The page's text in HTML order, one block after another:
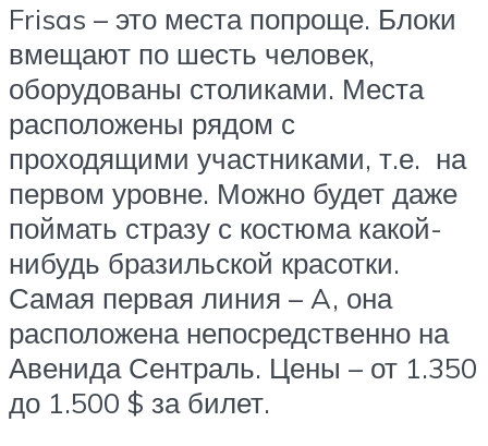
Frisas – это места попроще. Блоки
вмещают по шесть человек,
оборудованы столиками. Места
расположены рядом с
проходящими участниками, т.е. на
первом уровне. Можно будет даже
поймать стразу с костюма какой-
нибудь бразильской красотки.
Самая первая линия – A, она
расположена непосредственно на
Авенида Сентраль. Цены – от 1.350
до 1.500 $ за билет.